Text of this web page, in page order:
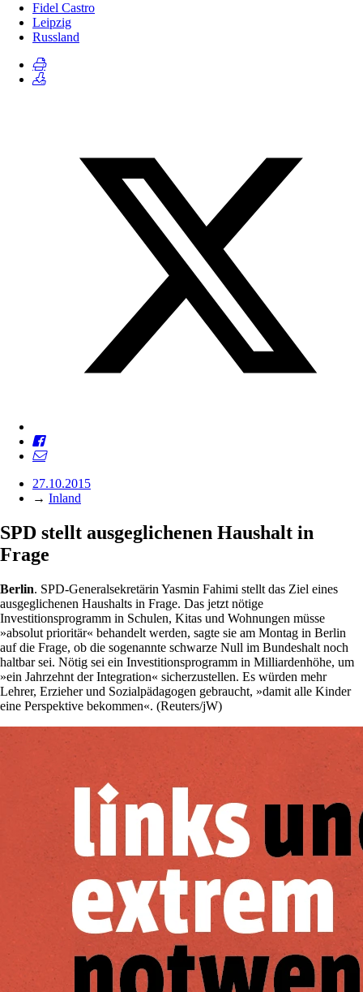
Fidel Castro
Leipzig
Russland
27.10.2015
→ Inland
SPD stellt ausgeglichenen Haushalt in
Frage
Berlin. SPD-Generalsekretärin Yasmin Fahimi stellt das Ziel eines
ausgeglichenen Haushalts in Frage. Das jetzt nötige
Investitionsprogramm in Schulen, Kitas und Wohnungen müsse
»absolut prioritär« behandelt werden, sagte sie am Montag in Berlin
auf die Frage, ob die sogenannte schwarze Null im Bundeshalt noch
haltbar sei. Nötig sei ein Investitionsprogramm in Milliardenhöhe, um
»ein Jahrzehnt der Integration« sicherzustellen. Es würden mehr
Lehrer, Erzieher und Sozialpädagogen gebraucht, »damit alle Kinder
eine Perspektive bekommen«. (Reuters/jW)